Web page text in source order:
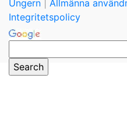
Ungern
Allmänna
Integritetspolicy